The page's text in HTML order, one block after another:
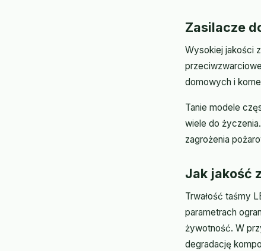
Zasilacze
Wysokiej jakości
domowych i
Tanie modele
wiele do
zagrożenia
Jak jakość
Trwałość taśmy
parametrach
żywotność. W
degradację